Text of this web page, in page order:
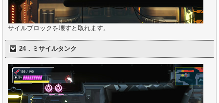
サイルブロックを壊すと取れます。
24．ミサイルタンク